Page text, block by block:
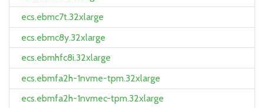
ecs.ebmc7t.32xlarge
ecs.ebmc8y.32xlarge
ecs.ebmhfc8i.32xlarge
ecs.ebmfa2h-1nvme-tpm.32xlarge
ecs.ebmfa2h-1nvmec-tpm.32xlarge